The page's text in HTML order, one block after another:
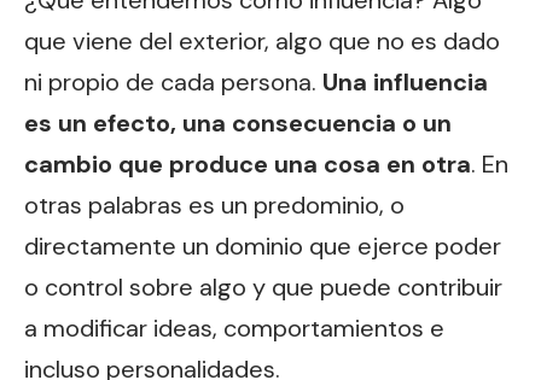
que viene del exterior, algo que no es dado
ni propio de cada persona. Una influencia
es un efecto, una consecuencia o un
cambio que produce una cosa en otra. En
otras palabras es un predominio, o
directamente un dominio que ejerce poder
o control sobre algo y que puede contribuir
a modificar ideas, comportamientos e
incluso personalidades.